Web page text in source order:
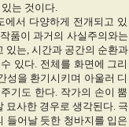
는 것이다.
서 다양하게 전개되고 있
품이 과거의 사실주의와는
있는, 시간과 공간의 순환과
있다. 전체를 화면에 그리
성을 환기시키며 아울러 디
기도 한다. 작가의 손이 뿜
묘사한 경우로 생각된다. 극
들어날 듯한 청바지를 입은